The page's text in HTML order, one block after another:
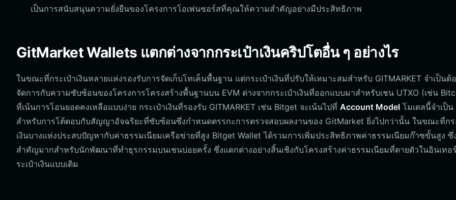
เป็นการสนับสนุนความยั่งยืนของโครงการโอเพ่นซอร์สที่คุณให้ความสำคัญอย่างมีประสิทธิภาพ
GitMarket Wallets แตกต่างจากกระเป๋าเงินคริปโตอื่น ๆ อย่างไร
ในขณะที่กระเป๋าเงินหลายแห่งรองรับการจัดเก็บโทเค็นพื้นฐาน แต่กระเป๋าเงินที่ปรับให้เหมาะสมสำหรับ GITMARKET จำเป็นต้
จัดการกับความซับซ้อนของโครงการโครงสร้างพื้นฐานบน EVM ต่างจากกระเป๋าเงินที่ออกแบบมาสำหรับเชน UTXO (เช่น
ที่เน้นการโอนยอดคงเหลือแบบง่าย กระเป๋าเงินที่รองรับ GITMARKET เช่น Bitget จะเน้นไปที่ Account Model โมเดลนี้จำเป็น
สำหรับการโต้ตอบกับสัญญาอัจฉริยะที่ซับซ้อนซึ่งกำหนดตรรกะการตรวจสอบผลงานของ GitMarket ยิ่งไปกว่านั้น ในขณะที่กร
เงินบางแห่งประสบปัญหากับค่าธรรมเนียมเครือข่ายที่สูง Bitget Wallet ได้รวมการเพิ่มประสิทธิภาพค่าธรรมเนียมก๊าซขั้นสูง ซึ่
สำคัญมากสำหรับนักพัฒนาที่ทำธุรกรรมบนเชนบ่อยครั้ง ซึ่งแตกต่างอย่างสิ้นเชิงกับโครงสร้างค่าธรรมเนียมที่ตายตัวในอินเทอ
ระเป๋าเงินแบบเดิม